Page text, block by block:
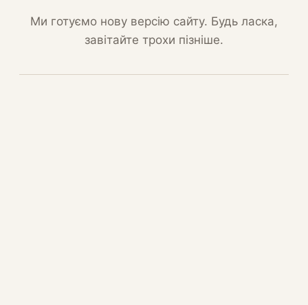
Ми готуємо нову версію сайту. Будь ласка,
завітайте трохи пізніше.